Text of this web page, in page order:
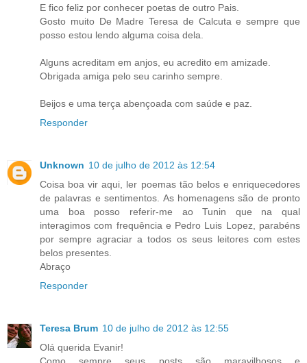
E fico feliz por conhecer poetas de outro Pais.
Gosto muito De Madre Teresa de Calcuta e sempre que
posso estou lendo alguma coisa dela.
Alguns acreditam em anjos, eu acredito em amizade.
Obrigada amiga pelo seu carinho sempre.
Beijos e uma terça abençoada com saúde e paz.
Responder
Unknown 10 de julho de 2012 às 12:54
Coisa boa vir aqui, ler poemas tão belos e enriquecedores
de palavras e sentimentos. As homenagens são de pronto
uma boa posso referir-me ao Tunin que na qual
interagimos com frequência e Pedro Luis Lopez, parabéns
por sempre agraciar a todos os seus leitores com estes
belos presentes.
Abraço
Responder
Teresa Brum 10 de julho de 2012 às 12:55
Olá querida Evanir!